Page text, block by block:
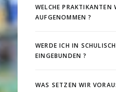
WELCHE PRAKTIKANTEN
AUFGENOMMEN ?
WERDE ICH IN
EINGEBUNDEN ?
WAS SETZEN WIR